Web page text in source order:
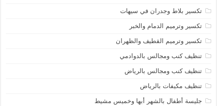
تكسير بلاط وجدران في سيهات
تكسير وترميم الدمام والخبر
تكسير وترميم القطيف والظهران
تنظيف كنب ومجالس بالدوادمي
تنظيف كنب ومجالس بالرياض
تنظيف مكيفات بالرياض
جليسة أطفال بالشهر أبها وخميس مشيط